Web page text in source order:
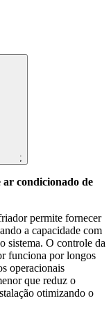
;
ar condicionado de
permite fornecer
a capacidade com
sistema. O controle da
funciona por longos
operacionais
que reduz o
otimizando o